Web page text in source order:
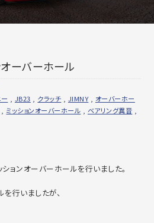
ーバーホール
JB23 クラッチ JIMNY, オーバーホー
ミッションオーバーホール ベアリング異音
ョンオーバーホールを行いました。
行いましたが、